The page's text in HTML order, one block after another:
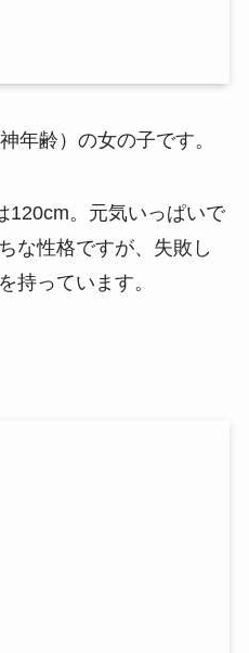
年齢）の女の子です。
120cm。元気いっぱいで
な性格ですが、失敗し
持っています。